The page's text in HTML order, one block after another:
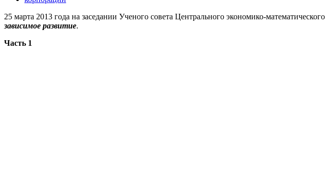
25 марта 2013 года на заседании Ученого совета Центрального экономико-
зависимое развитие.
Часть 1